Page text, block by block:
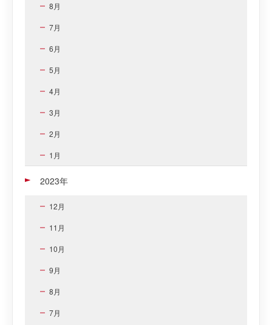
8月
7月
6月
5月
4月
3月
2月
1月
2023年
12月
11月
10月
9月
8月
7月